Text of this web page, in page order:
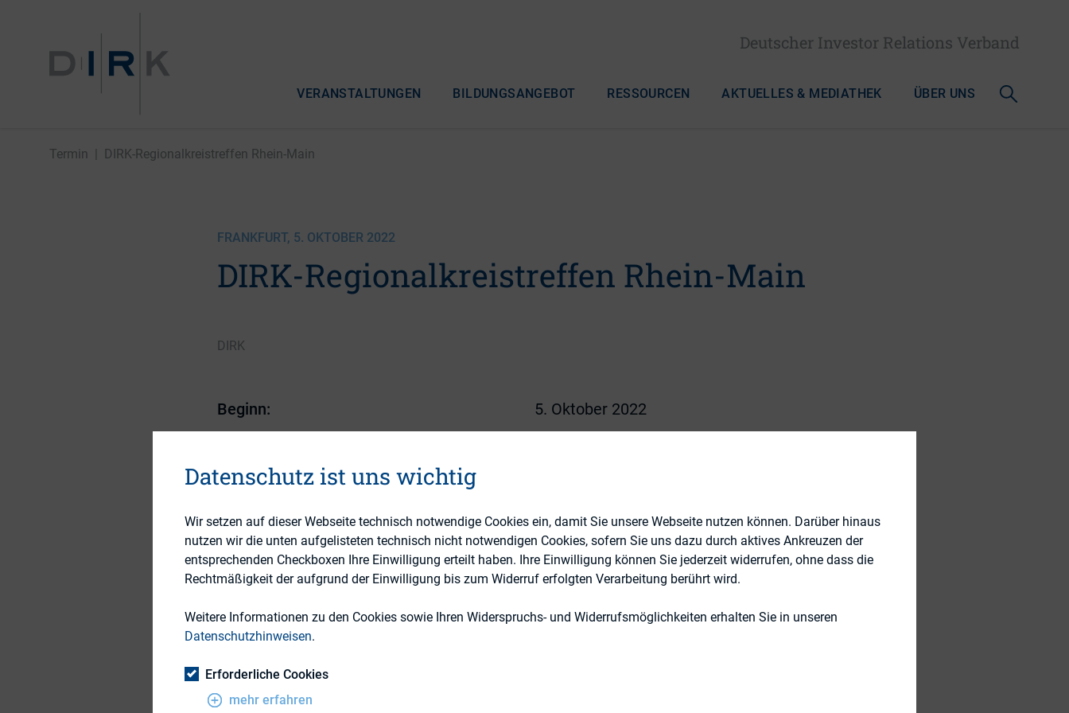
Deutscher Investor Relations Verband
VERANSTALTUNGEN BILDUNGSANGEBOT RESSOURCEN AKTUELLES & MEDIATHEK ÜBER UNS
Termin DIRK-Regionalkreistreffen Rhein-Main
FRANKFURT, 5. OKTOBER 2022
DIRK-Regionalkreistreffen Rhein-Main
DIRK
Beginn:
5. Oktober 2022
Uhrzeit:
Veranstalter:
DIRK
Veranstaltungsort:
Brunswick Group
Thurn-und-Taxis-Platz 6
Das nächste DIRK-Regionalkreistreffen Rhein-Main findet am
Mittwoch,05. Oktober 2022
Datenschutz ist uns wichtig
Wir setzen auf dieser Webseite technisch notwendige Cookies ein, damit Sie unsere Webseite nutzen können. Darüber hinaus
nutzen wir die unten aufgelisteten technisch nicht notwendigen Cookies, sofern Sie uns dazu durch aktives Ankreuzen der
entsprechenden Checkboxen Ihre Einwilligung erteilt haben. Ihre Einwilligung können Sie jederzeit widerrufen, ohne dass die
Rechtmäßigkeit der aufgrund der Einwilligung bis zum Widerruf erfolgten Verarbeitung berührt wird.
Weitere Informationen zu den Cookies sowie Ihren Widerspruchs- und Widerrufsmöglichkeiten erhalten Sie in unseren
Datenschutzhinweisen.
Erforderliche Cookies
mehr erfahren